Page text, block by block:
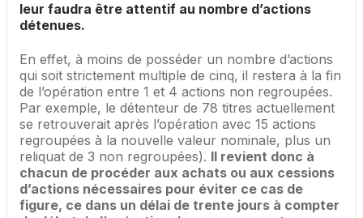
leur faudra être attentif au nombre d’actions
détenues.
En effet, à moins de posséder un nombre d’actions
qui soit strictement multiple de cinq, il restera à la fin
de l’opération entre 1 et 4 actions non regroupées.
Par exemple, le détenteur de 78 titres actuellement
se retrouverait après l’opération avec 15 actions
regroupées à la nouvelle valeur nominale, plus un
reliquat de 3 non regroupées). Il revient donc à
chacun de procéder aux achats ou aux cessions
d’actions nécessaires pour éviter ce cas de
figure, ce dans un délai de trente jours à compter